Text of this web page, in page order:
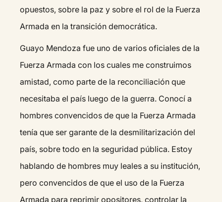
opuestos, sobre la paz y sobre el rol de la Fuerza
Armada en la transición democrática.
Guayo Mendoza fue uno de varios oficiales de la
Fuerza Armada con los cuales me construimos
amistad, como parte de la reconciliación que
necesitaba el país luego de la guerra. Conocí a
hombres convencidos de que la Fuerza Armada
tenía que ser garante de la desmilitarización del
país, sobre todo en la seguridad pública. Estoy
hablando de hombres muy leales a su institución,
pero convencidos de que el uso de la Fuerza
Armada para reprimir opositores, controlar la